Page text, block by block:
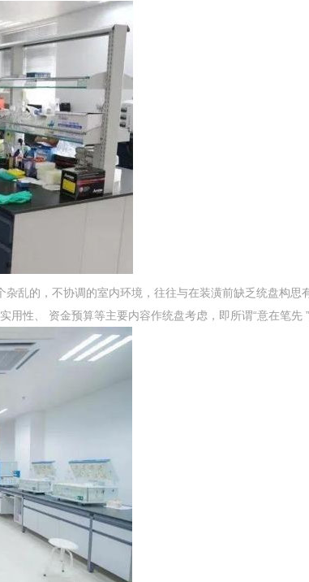
杂乱的，不协调的室内环境，往往与在装潢前缺乏统盘构
用性、 资金预算等主要内容作统盘考虑，即所谓“意在笔先